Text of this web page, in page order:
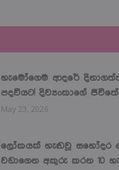
හැමෝගෙම ආදරේ
පදවියට! දිව්‍යංකාගේ
May 23, 2026
ලෝකයක් හැඬවූ සහෝදර
වඩාගෙන අකුරු කරන 10